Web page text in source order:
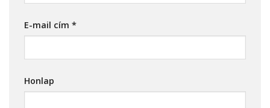
E-mail cím *
Honlap